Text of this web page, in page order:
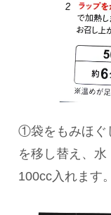
①袋をもみほぐ
を移し替え、
100cc入れます。